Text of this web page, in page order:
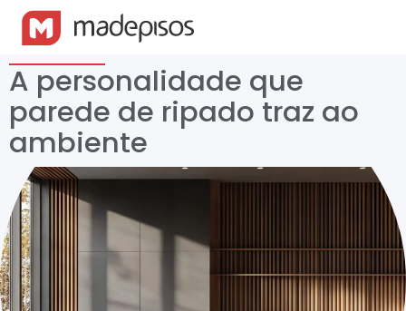
A personalidade que
parede de ripado traz ao
ambiente